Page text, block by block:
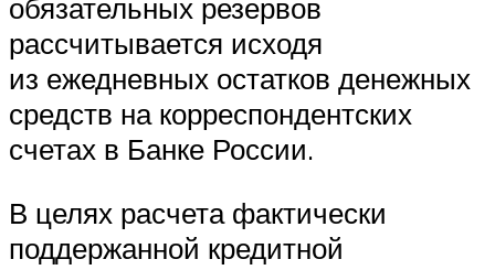
обязательных резервов
рассчитывается исходя
из ежедневных остатков денежных
средств на корреспондентских
счетах в Банке России.
В целях расчета фактически
поддержанной кредитной